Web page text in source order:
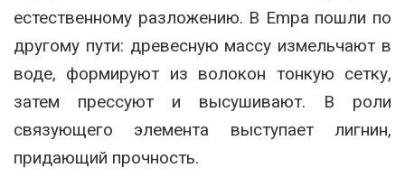
естественному разложению. В Empa пошли по
другому пути: древесную массу измельчают в
воде, формируют из волокон тонкую сетку,
затем прессуют и высушивают. В роли
связующего элемента выступает лигнин,
придающий прочность.